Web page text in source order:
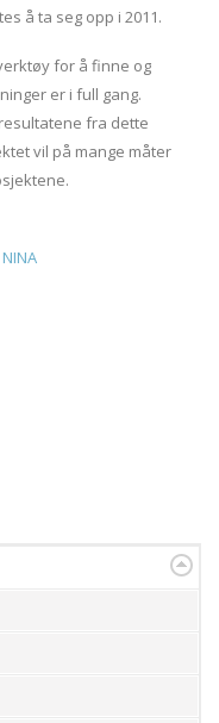
å ta seg opp i 2011.
for å finne og
er i full gang.
fra dette
vil på mange måter